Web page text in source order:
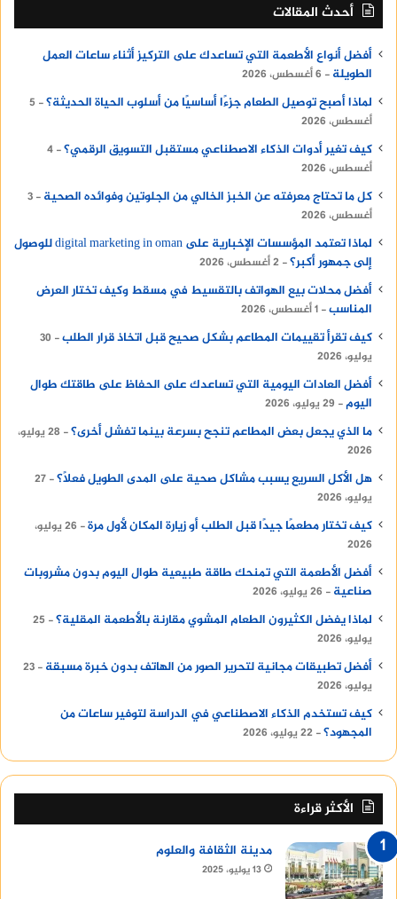
أحدث المقالات
أفضل أنواع الأطعمة التي تساعدك على التركيز أثناء ساعات العمل
الطويلة
6 أغسطس، 2026
لماذا أصبح توصيل الطعام جزءًا أساسيًا من أسلوب الحياة الحديثة؟
5
أغسطس، 2026
كيف تغير أدوات الذكاء الاصطناعي مستقبل التسويق الرقمي؟ 4
أغسطس، 2026
كل ما تحتاج معرفته عن الخبز الخالي من الجلوتين وفوائده الصحية
3
أغسطس، 2026
لماذا تعتمد المؤسسات الإخبارية على digital marketing in oman للوصول
إلى جمهور أكبر؟ 2 أغسطس، 2026
أفضل محلات بيع الهواتف بالتقسيط في مسقط وكيف تختار العرض
المناسب 1 أغسطس، 2026
كيف تقرأ تقييمات المطاعم بشكل صحيح قبل اتخاذ قرار الطلب
30
يوليو، 2026
أفضل العادات اليومية التي تساعدك على الحفاظ على طاقتك طوال
اليوم
29 يوليو، 2026
ما الذي يجعل بعض المطاعم تنجح بسرعة بينما تفشل أخرى؟
28 يوليو،
2026
هل الأكل السريع يسبب مشاكل صحية على المدى الطويل فعلًا؟ 27
يوليو، 2026
كيف تختار مطعمًا جيدًا قبل الطلب أو زيارة المكان لأول مرة
26 يوليو،
2026
أفضل الأطعمة التي تمنحك طاقة طبيعية طوال اليوم بدون مشروبات
صناعية
26 يوليو، 2026
لماذا يفضل الكثيرون الطعام المشوي مقارنة بالأطعمة المقلية؟
25
يوليو، 2026
أفضل تطبيقات مجانية لتحرير الصور من الهاتف بدون خبرة مسبقة
23
يوليو، 2026
كيف تستخدم الذكاء الاصطناعي في الدراسة لتوفير ساعات من
المجهود؟ 22 يوليو، 2026
الأكثر قراءة
مدينة الثقافة والعلوم
13 يوليو، 2025